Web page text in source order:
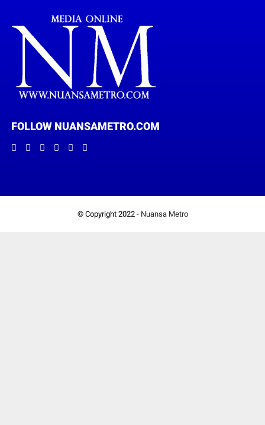
FOLLOW NUANSAMETRO.COM
© Copyright 2022 - Nuansa Metro